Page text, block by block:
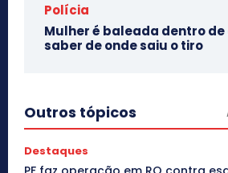
Polícia
Mulher é baleada dentro de
saber de onde saiu o tiro
Outros tópicos
Destaques